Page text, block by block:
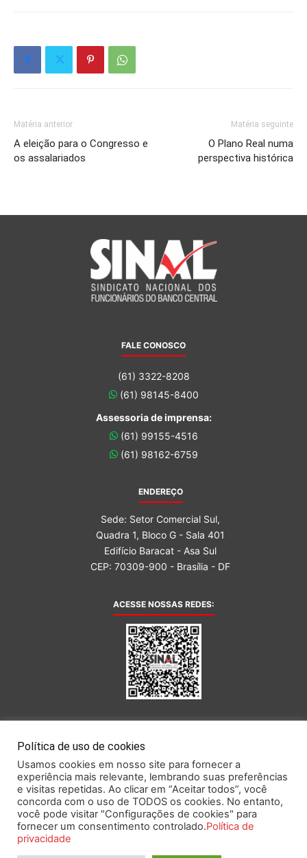
Matéria anterior
A eleição para o Congresso e
os assalariados
Matéria seguinte
O Plano Real numa
perspectiva histórica
FALE CONOSCO
(61) 3322-8208
(61) 98145-8400
Assessoria de imprensa:
(61) 99155-4516
(61) 98162-6759
ENDEREÇO
Sede: Setor Comercial Sul,
Quadra 1, Bloco G - Sala 401
Edifício Baracat - Asa Sul
CEP: 70309-900 - Brasília - DF
ACESSE NOSSAS REDES:
Este portal obedece às prescrições da Lei Geral de Proteção de Dados.
Política de uso de cookies
Usamos cookies em nosso site para fornecer a
experiência mais relevante, lembrando suas preferências
e visitas repetidas. Ao clicar em “Aceitar todos”, você
concorda com o uso de TODOS os cookies. No entanto,
você pode visitar "Configurações de cookies" para
fornecer um consentimento controlado.Política de
privacidade